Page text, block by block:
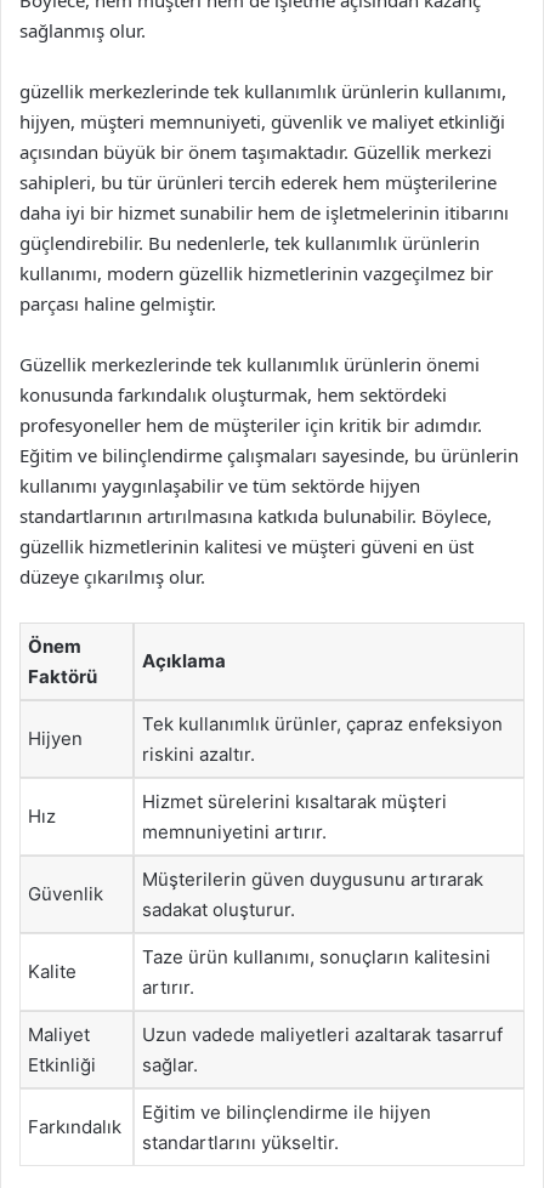
sağlanmış olur.
güzellik merkezlerinde tek kullanımlık ürünlerin kullanımı,
hijyen, müşteri memnuniyeti, güvenlik ve maliyet etkinliği
açısından büyük bir önem taşımaktadır. Güzellik merkezi
sahipleri, bu tür ürünleri tercih ederek hem müşterilerine
daha iyi bir hizmet sunabilir hem de işletmelerinin itibarını
güçlendirebilir. Bu nedenlerle, tek kullanımlık ürünlerin
kullanımı, modern güzellik hizmetlerinin vazgeçilmez bir
parçası haline gelmiştir.
Güzellik merkezlerinde tek kullanımlık ürünlerin önemi
konusunda farkındalık oluşturmak, hem sektördeki
profesyoneller hem de müşteriler için kritik bir adımdır.
Eğitim ve bilinçlendirme çalışmaları sayesinde, bu ürünlerin
kullanımı yaygınlaşabilir ve tüm sektörde hijyen
standartlarının artırılmasına katkıda bulunabilir. Böylece,
güzellik hizmetlerinin kalitesi ve müşteri güveni en üst
düzeye çıkarılmış olur.
Önem
Faktörü
Açıklama
Hijyen
Tek kullanımlık ürünler, çapraz enfeksiyon
riskini azaltır.
Hız
Hizmet sürelerini kısaltarak müşteri
memnuniyetini artırır.
Güvenlik
Müşterilerin güven duygusunu artırarak
sadakat oluşturur.
Kalite
Taze ürün kullanımı, sonuçların kalitesini
artırır.
Maliyet
Etkinliği
Uzun vadede maliyetleri azaltarak tasarruf
sağlar.
Farkındalık
Eğitim ve bilinçlendirme ile hijyen
standartlarını yükseltir.